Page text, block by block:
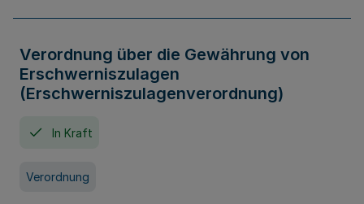
Verordnung über die Gewährung von
Erschwerniszulagen
(Erschwerniszulagenverordnung)
In Kraft
Verordnung